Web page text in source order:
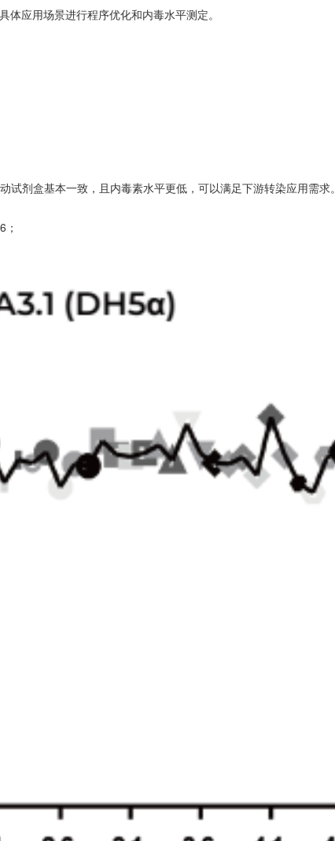
应用场景进行程序优化和内毒水平测定。
剂盒基本一致，且内毒素水平更低，可以满足下游转染应用需求。